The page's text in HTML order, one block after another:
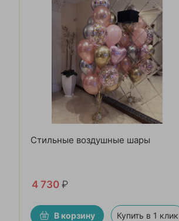
Стильные воздушные шары
4 730 ₽
В корзину Купить в 1 клик